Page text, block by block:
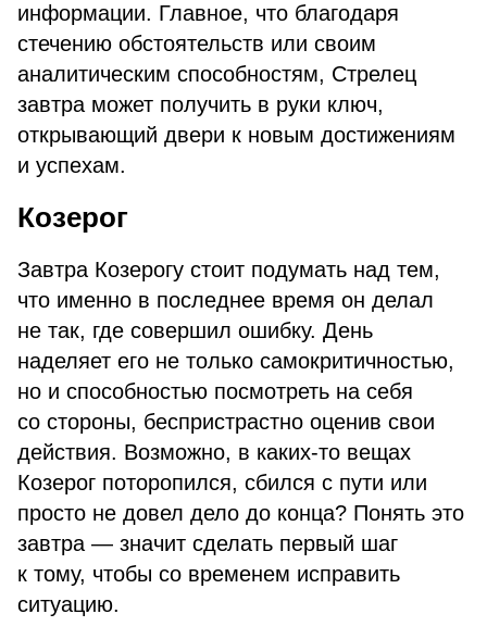
информации. Главное, что благодаря
стечению обстоятельств или своим
аналитическим способностям, Стрелец
завтра может получить в руки ключ,
открывающий двери к новым достижениям
и успехам.
Козерог
Завтра Козерогу стоит подумать над тем,
что именно в последнее время он делал
не так, где совершил ошибку. День
наделяет его не только самокритичностью,
но и способностью посмотреть на себя
со стороны, беспристрастно оценив свои
действия. Возможно, в каких-то вещах
Козерог поторопился, сбился с пути или
просто не довел дело до конца? Понять это
завтра — значит сделать первый шаг
к тому, чтобы со временем исправить
ситуацию.